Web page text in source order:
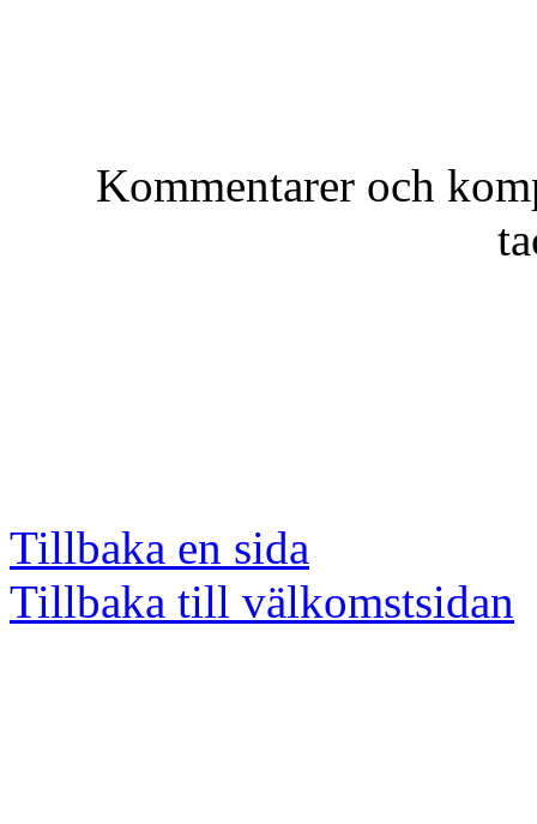
Kommentarer och
Tillbaka en sida
Tillbaka till välkomstsidan